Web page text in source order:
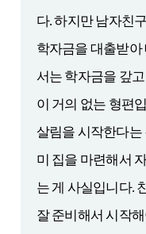
다. 하지만 남자친
학자금을 대출받아
서는 학자금을 갚
이 거의 없는 형편
살림을 시작한다는
미 집을 마련해서
는 게 사실입니다.
잘 준비해서 시작